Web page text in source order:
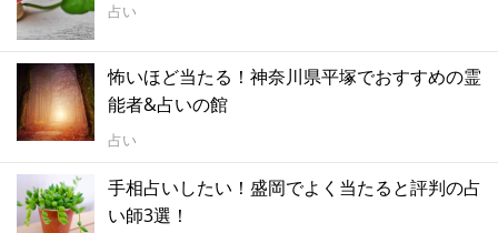
占い
怖いほど当たる！神奈川県平塚でおすすめの霊
能者&占いの館
占い
手相占いしたい！盛岡でよく当たると評判の占
い師3選！